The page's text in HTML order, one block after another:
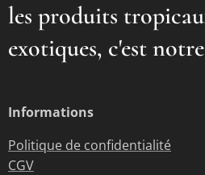
les produits
exotiques, c'est
Informations
Politique de confidentialité
CGV